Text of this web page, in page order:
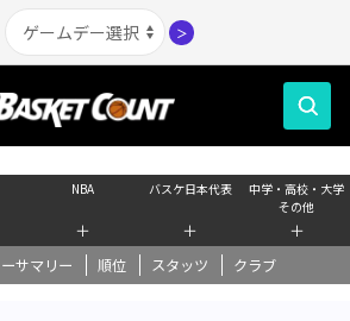
＞
NBA
＋
バスケ日本代表
＋
中学・高校・大学
その他
＋
サマリー 順位 スタッツ クラブ